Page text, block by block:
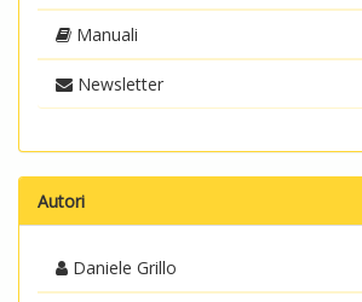
Manuali
Newsletter
Autori
Daniele Grillo